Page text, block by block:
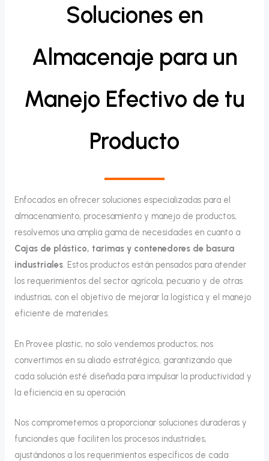
Soluciones en
Almacenaje para un
Manejo Efectivo de tu
Producto
Enfocados en ofrecer soluciones especializadas para el
almacenamiento, procesamiento y manejo de productos,
resolvemos una amplia gama de necesidades en cuanto a
Cajas de plástico, tarimas y contenedores de basura
industriales. Estos productos están pensados para atender
los requerimientos del sector agrícola, pecuario y de otras
industrias, con el objetivo de mejorar la logística y el manejo
eficiente de materiales.
En Provee plastic, no solo vendemos productos; nos
convertimos en su aliado estratégico, garantizando que
cada solución esté diseñada para impulsar la productividad y
la eficiencia en su operación.
Nos comprometemos a proporcionar soluciones duraderas y
funcionales que faciliten los procesos industriales,
ajustándonos a los requerimientos específicos de cada